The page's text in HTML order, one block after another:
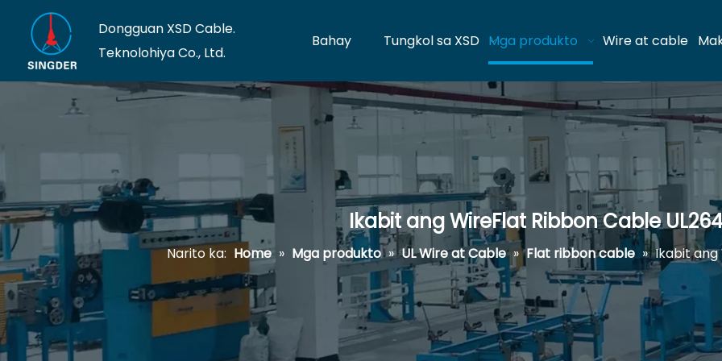
Dongguan XSD Cable.
Teknolohiya Co., Ltd.
Bahay Tungkol sa XSD Mga produkto Wire at cable
Ikabit ang WireFlat Ribbon Cable
Narito ka: Home » Mga produkto » UL Wire at Cable » Flat ribbon cable » Ikabit ang